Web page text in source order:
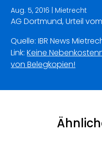
Aug. 5, 2016 Mietrecht
AG Dortmund, Urteil
Quelle: IBR News
Link:Keine
von Belegkopien!